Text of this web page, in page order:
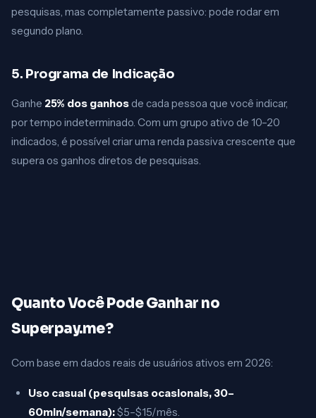
pesquisas, mas completamente passivo: pode rodar em
segundo plano.
5. Programa de Indicação
Ganhe 25% dos ganhos de cada pessoa que você indicar,
por tempo indeterminado. Com um grupo ativo de 10–20
indicados, é possível criar uma renda passiva crescente que
supera os ganhos diretos de pesquisas.
Quanto Você Pode Ganhar no
Superpay.me?
Com base em dados reais de usuários ativos em 2026:
Uso casual (pesquisas ocasionais, 30–
60min/semana):$5–$15/mês.